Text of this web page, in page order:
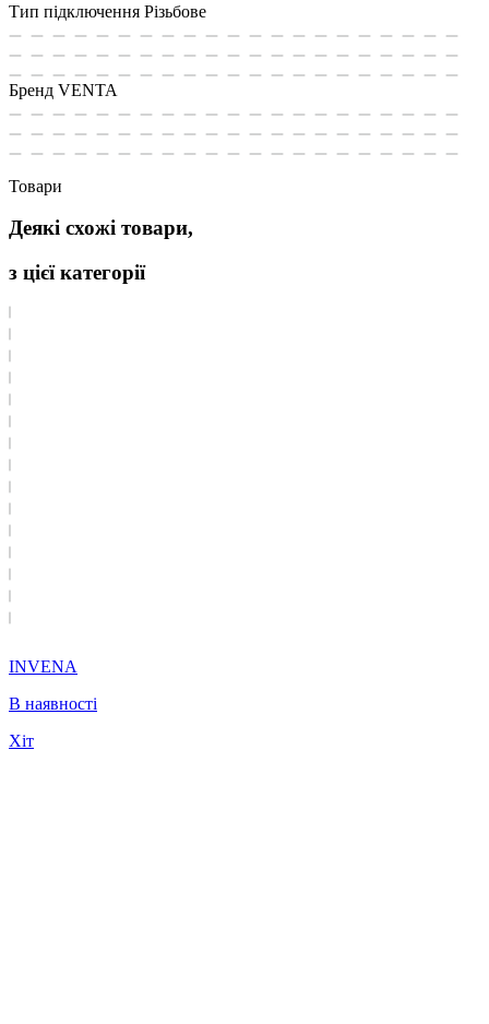
Тип підключення Різьбове
Бренд VENTA
Товари
Деякі схожі товари,
з цієї категорії
INVENA
В наявності
Хіт